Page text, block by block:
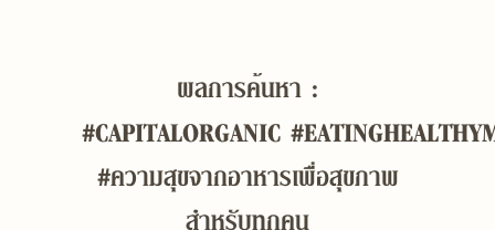
ข่าวสารและกิจกรรม
ผลการค้นหา :
#CAPITALORGANIC
#ความสุขจากอาหารเพื่อสุขภาพ
สำหรับทุกคน